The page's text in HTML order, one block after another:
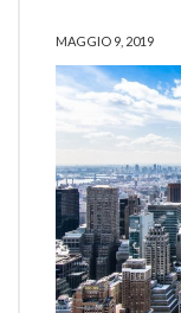
MAGGIO 9, 2019